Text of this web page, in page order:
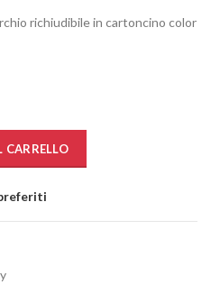
richiudibile in cartoncino color
CARRELLO